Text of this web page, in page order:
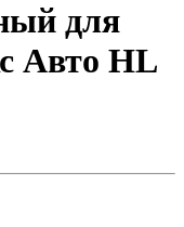
для
Авто HL